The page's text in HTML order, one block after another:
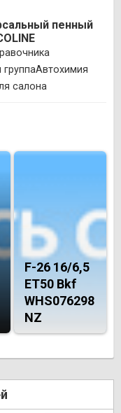
пенный
группаАвтохимия
салона
F-26 16/6,5
ET50 Bkf
WHS076298
NZ